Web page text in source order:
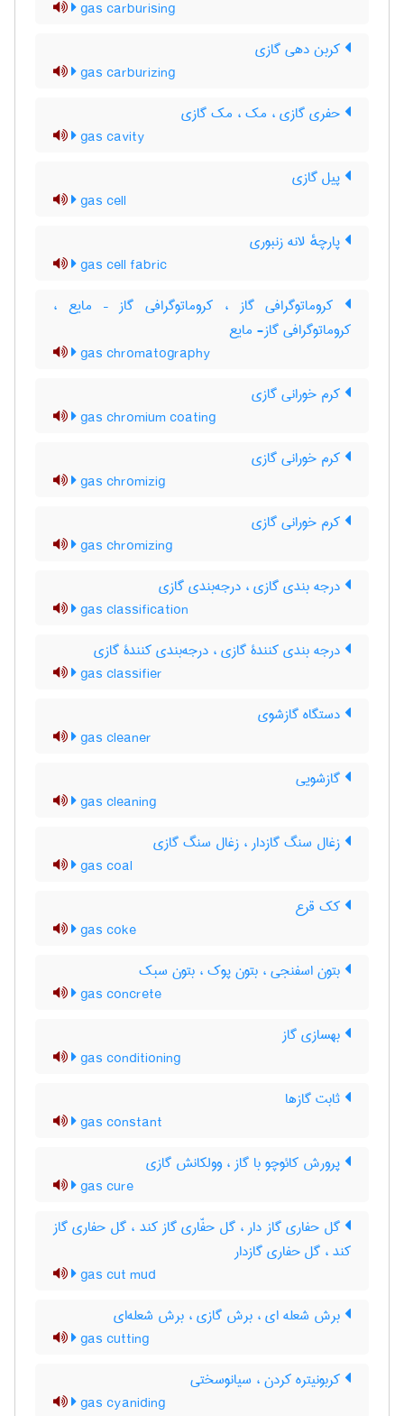
gas carburising
کربن دهی گازی
gas carburizing
حفری گازی ، مک ، مک گازی
gas cavity
پیل گازی
gas cell
پارچهٔ لانه زنبوری
gas cell fabric
کروماتوگرافی گاز ، کروماتوگرافی گاز – مایع ،
کروماتوگرافی گاز- مایع
gas chromatography
کرم خورانی گازی
gas chromium coating
کرم خورانی گازی
gas chromizig
کرم خورانی گازی
gas chromizing
درجه بندی گازی ، درجه‌بندی گازی
gas classification
درجه بندی کنندۀ گازی ، درجه‌بندی کنندۀ گازی
gas classifier
دستگاه گازشوی
gas cleaner
گازشویی
gas cleaning
زغال سنگ گازدار ، زغال سنگ گازی
gas coal
کک قرع
gas coke
بتون اسفنجی ، بتون پوک ، بتون سبک
gas concrete
بهسازی گاز
gas conditioning
ثابت گازها
gas constant
پرورش کائوچو با گاز ، وولکانش گازی
gas cure
گل حفاری گاز دار ، گل حفّاری گاز کند ، گل حفاری گاز
کند ، گل حفاری گازدار
gas cut mud
برش شعله ای ، برش گازی ، برش شعله‌ای
gas cutting
کربونیتره کردن ، سیانوسختی
gas cyaniding